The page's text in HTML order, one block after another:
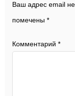
Ваш адрес email
помечены *
Комментарий *